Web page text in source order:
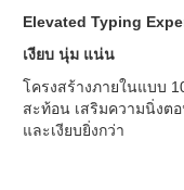
Elevated Typing
เงียบ นุ่ม แน่น
โครงสร้างภายในแบบ
สะท้อน เสริมความนิ่งต
และเงียบยิ่งกว่า